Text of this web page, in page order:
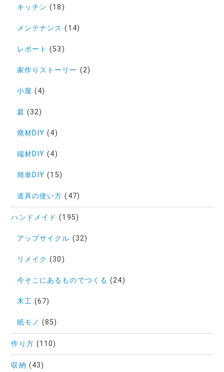
キッチン (18)
メンテナンス (14)
レポート (53)
家作りストーリー (2)
小屋 (4)
庭 (32)
廃材DIY (4)
端材DIY (4)
簡単DIY (15)
道具の使い方 (47)
ハンドメイド (195)
アップサイクル (32)
リメイク (30)
今そこにあるものでつくる (24)
木工 (67)
紙モノ (85)
作り方 (110)
収納 (43)